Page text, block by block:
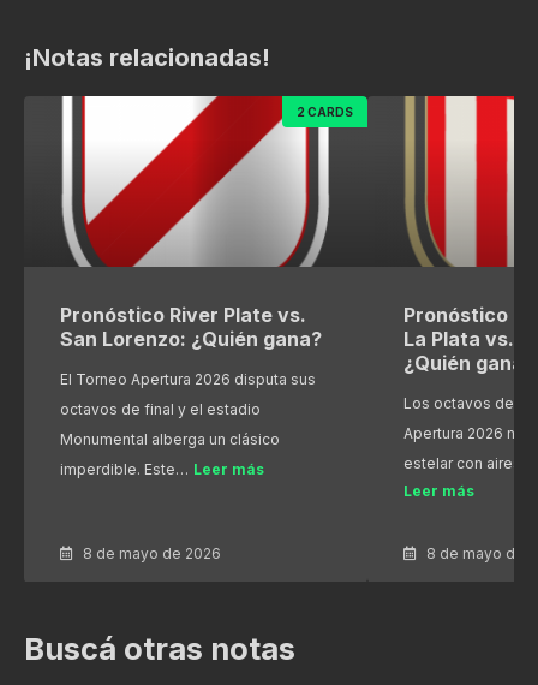
¡Notas relacionadas!
2 CARDS
Pronóstico River Plate vs.
San Lorenzo: ¿Quién gana?
El Torneo Apertura 2026 disputa sus
octavos de final y el estadio
Monumental alberga un clásico
imperdible. Este… Leer más
8 de mayo de 2026
Pronóstico
La Plata vs.
¿Quién gana?
Los octavos de
Apertura 2026
estelar con aires
Leer más
8 de mayo de
Buscá otras notas